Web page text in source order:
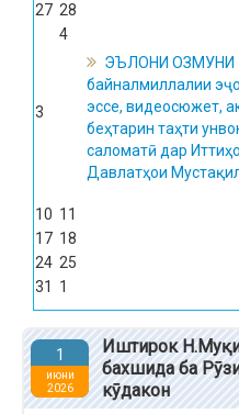
27 28
3
4
ЭЪЛОНИ ОЗМУНИ
байналмиллалии
эссе, видеосюжет,
беҳтарин таҳти
саломатӣ дар
Давлатҳои
10 11
17 18
24 25
31
1
1
июни
2026
Иштирок
бахшида ба
кӯдакон